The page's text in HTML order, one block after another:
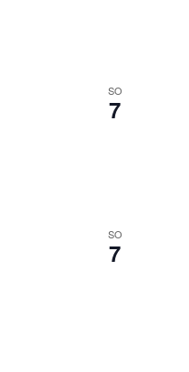
SO
7
SO
7